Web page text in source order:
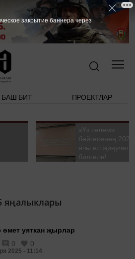
БАШ БИТ ПРОЕКТЛАР
«Үз телем»
бәйгесенең 2026
нчы ел
билгеле!
яңалыклары
өмет уяткан җырлар
0 0
2025 - 11:14
закрытие баннера через